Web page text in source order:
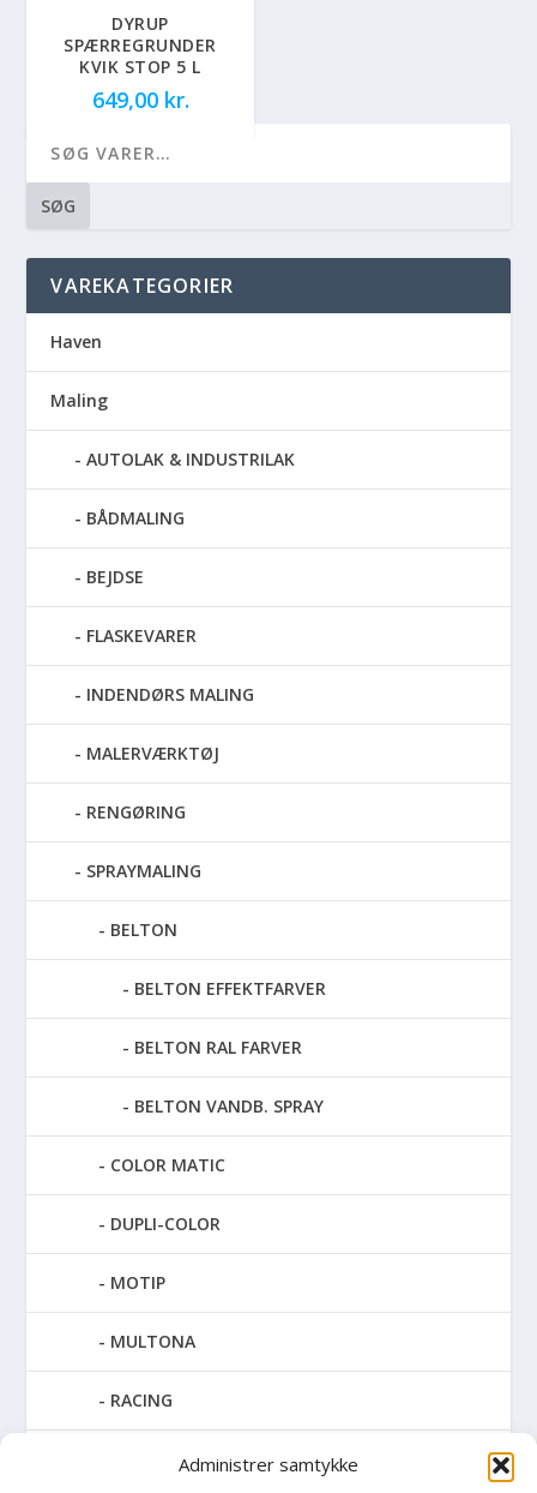
Administrer samtykke
DYRUP
SPÆRREGRUNDER
KVIK STOP 5 L
649,00 kr.
SØG
VAREKATEGORIER
Haven
Maling
AUTOLAK & INDUSTRILAK
BÅDMALING
BEJDSE
FLASKEVARER
INDENDØRS MALING
MALERVÆRKTØJ
RENGØRING
SPRAYMALING
BELTON
BELTON EFFEKTFARVER
BELTON RAL FARVER
BELTON VANDB. SPRAY
COLOR MATIC
DUPLI-COLOR
MOTIP
MULTONA
RACING
SPECIAL SPRAY